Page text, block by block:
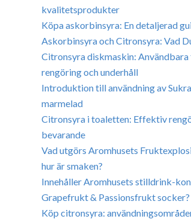
kvalitetsprodukter
Köpa askorbinsyra: En detaljerad
Askorbinsyra och Citronsyra: Vad
Citronsyra diskmaskin:
rengöring och underhåll
Introduktion till användning av
marmelad
Citronsyra i toaletten: Effektiv
bevarande
Vad utgörs Aromhusets
hur är smaken?
Innehåller Aromhusets stilldrink-
Grapefrukt & Passionsfrukt socker?
Köp citronsyra: